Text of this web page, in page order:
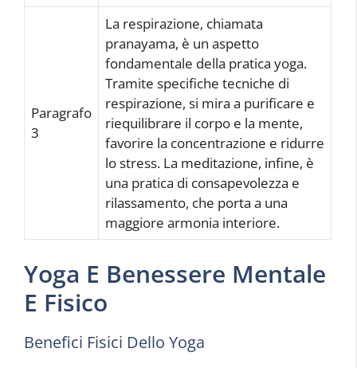
Paragrafo
3
La respirazione, chiamata
pranayama, è un aspetto
fondamentale della pratica yoga.
Tramite specifiche tecniche di
respirazione, si mira a purificare e
riequilibrare il corpo e la mente,
favorire la concentrazione e ridurre
lo stress. La meditazione, infine, è
una pratica di consapevolezza e
rilassamento, che porta a una
maggiore armonia interiore.
Yoga E Benessere Mentale
E Fisico
Benefici Fisici Dello Yoga